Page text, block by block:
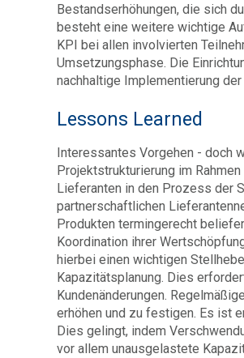
Bestandserhöhungen, die sich
besteht eine weitere wichtige
KPI bei allen involvierten
Umsetzungsphase. Die
nachhaltige Implementierung
Lessons Learned
Interessantes Vorgehen - doch
Projektstrukturierung im
Lieferanten in den Prozess der
partnerschaftlichen
Produkten termingerecht
Koordination ihrer
hierbei einen wichtigen
Kapazitätsplanung. Dies
Kundenänderungen.
erhöhen und zu festigen. Es ist
Dies gelingt, indem
vor allem unausgelastete